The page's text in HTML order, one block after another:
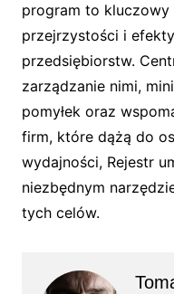
program to
przejrzystości i
przedsiębiorstw.
zarządzanie nimi,
pomyłek oraz
firm, które dążą do
wydajności, Rejestr
niezbędnym
tych celów.